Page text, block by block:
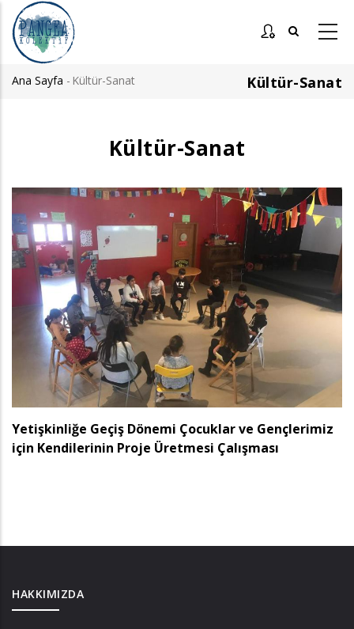
Ana
içeriğe
atla
Kültür-Sanat
Sayfa
Ana Sayfa - Kültür-Sanat
Kültür-Sanat
Yetişkinliğe Geçiş Dönemi Çocuklar ve Gençlerimiz
için Kendilerinin Proje Üretmesi Çalışması
HAKKIMIZDA